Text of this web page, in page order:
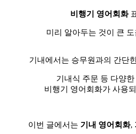
비행기 영어회화
미리 알아두는 것이 큰
기내에서는 승무원과의 간단
기내식 주문 등 다양한
비행기 영어회화가 사용
이번 글에서는 기내 영어회화,